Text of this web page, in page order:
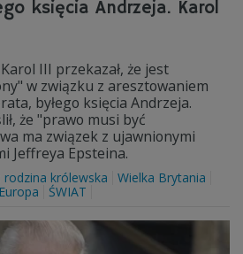
księcia Andrzeja. Karol
III przekazał, że jest
w związku z aresztowaniem
byłego księcia Andrzeja.
że "prawo musi być
ma związek z ujawnionymi
Jeffreya Epsteina.
rodzina królewska
Wielka Brytania
Europa ŚWIAT